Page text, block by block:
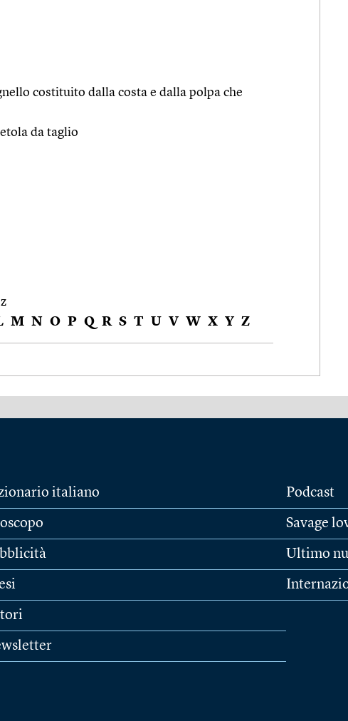
costituito dalla costa e dalla polpa che
da taglio
M N O P Q R S T U V W X Y Z
italiano Podcast
Savage
Ultimo